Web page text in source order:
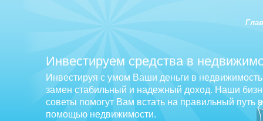
Инвестируем средства в
Инвестируя с умом Ваши деньги в
замен стабильный и надежный доход. Наши
советы помогут Вам встать на правильный путь
помощью недвижимости.